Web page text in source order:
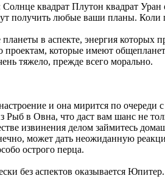
Солнце квадрат Плутон квадрат
получить любые ваши планы. Коли
в аспекте, энергия которых
проектам, которые имеют
тяжело, прежде всего морально.
и она мирится по
Рыб в Овна, что даст вам шанс не
извинения делом займитесь
может дать неожиданную
острого перца.
без аспектов оказывается